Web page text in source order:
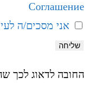
Соглашение
אני מסכים/ה
שליחה
החובה לדאוג לכך